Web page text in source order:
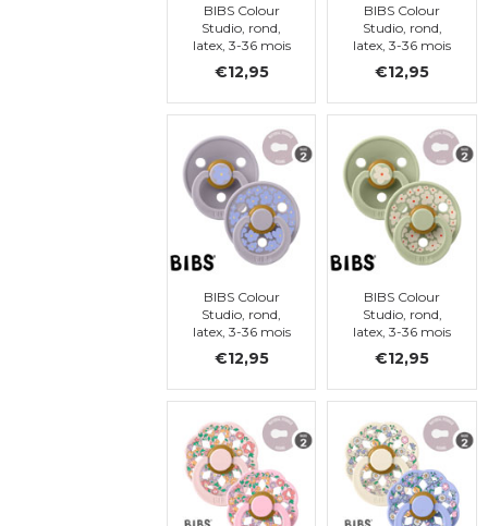
BIBS Colour
Studio, rond,
latex, 3-36 mois
(taille 2)
€12,95
BIBS Colour
Studio, rond,
latex, 3-36 mois
(taille 2)
€12,95
BIBS Colour
Studio, rond,
latex, 3-36 mois
€12,95
BIBS Colour
Studio, rond,
latex, 3-36 mois
€12,95